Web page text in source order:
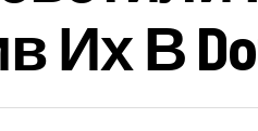
Их В